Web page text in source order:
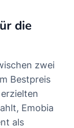
die
zwei
Bestpreis
Emobia
als